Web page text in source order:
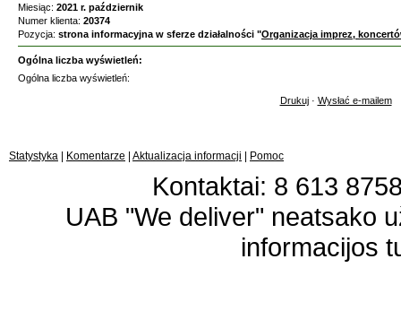
Miesiąc: 2021 r. październik
Numer klienta: 20374
Pozycja: strona informacyjna w sferze działalności "Organizacja imprez,
Ogólna liczba wyświetleń:
Ogólna liczba wyświetleń:
Drukuj· Wysłać e-mailem
Statystyka Komentarze Aktualizacja informacji Pomoc
Kontaktai: 8 613
UAB "We deliver" neatsako
informacijos